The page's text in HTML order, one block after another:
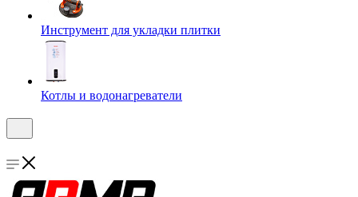
Инструмент для укладки плитки
Котлы и водонагреватели